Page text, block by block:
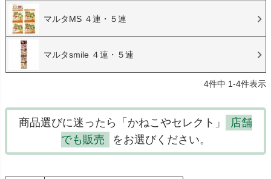
マルタMS ４連・５連
マルタsmile ４連・５連
4件中 1-4件表示
商品選びに迷ったら「かねこやセレクト」
店舗
でも販売
をお選びください。